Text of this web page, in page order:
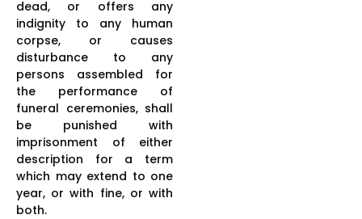
dead, or offers any
indignity to any human
corpse, or causes
disturbance to any
persons assembled for
the performance of
funeral ceremonies, shall
be punished with
imprisonment of either
description for a term
which may extend to one
year, or with fine, or with
both.